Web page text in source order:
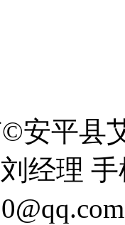
©安平
经理 手